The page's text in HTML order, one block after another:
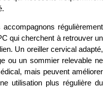
régulièrement
qui cherchent à retrouver un
Un oreiller cervical adapté,
ou un sommier relevable ne
mais peuvent améliorer
utilisation plus régulière du